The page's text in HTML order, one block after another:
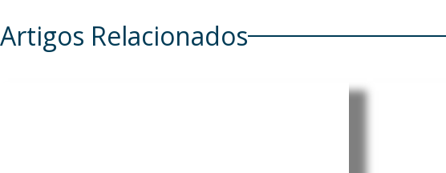
Artigos Relacionados